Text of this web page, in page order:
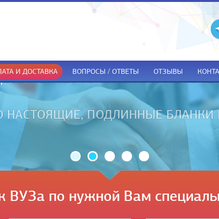
И ДОСТАВКА ВОПРОСЫ / ОТВЕТЫ ОТЗЫВЫ
ТОЛЬКО ПРИ
ВУЗа по нужной Вам